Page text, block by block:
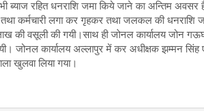
भी ब्याज रहित धनराशि जमा किये जाने का अन्तिम
कर्मचारी लगा कर गृहकर तथा जलकल की
की वसूली की गयी।साथ ही जोनल कार्यालय जोन
कार्यालय अल्लापुर में कर अधीक्षक झम्मन सिंह
खुलवा लिया गया।